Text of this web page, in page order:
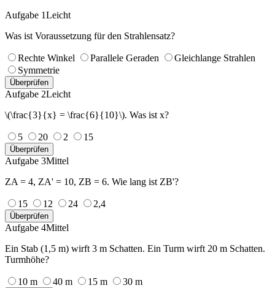
Aufgabe 1Leicht
Was ist Voraussetzung für den Strahlensatz?
Rechte Winkel Parallele Geraden
Gleichlange Strahlen
Symmetrie
Überprüfen
Aufgabe 2Leicht
\(\frac{3}{x} = \frac{6}{10}\). Was ist x?
5 20 2 15
Überprüfen
Aufgabe 3Mittel
ZA = 4, ZA' = 10, ZB = 6. Wie lang ist ZB'?
15 12 24 2,4
Überprüfen
Aufgabe 4Mittel
Ein Stab (1,5 m) wirft 3 m Schatten. Ein Turm wirft 20 m Schatten.
Turmhöhe?
10 m 40 m 15 m 30 m